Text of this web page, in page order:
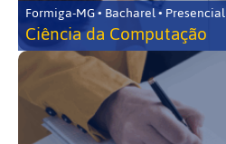
Formiga-MG • Bacharel • Presencial
Ciência da Computação